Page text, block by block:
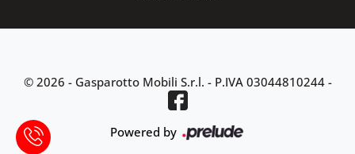
© 2026 - Gasparotto Mobili S.r.l. - P.IVA 03044810244-
Powered by